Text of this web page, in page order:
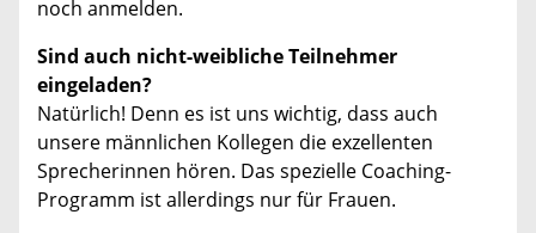
noch anmelden.
Sind auch nicht-weibliche Teilnehmer
eingeladen?
Natürlich! Denn es ist uns wichtig, dass auch
unsere männlichen Kollegen die exzellenten
Sprecherinnen hören. Das spezielle Coaching-
Programm ist allerdings nur für Frauen.